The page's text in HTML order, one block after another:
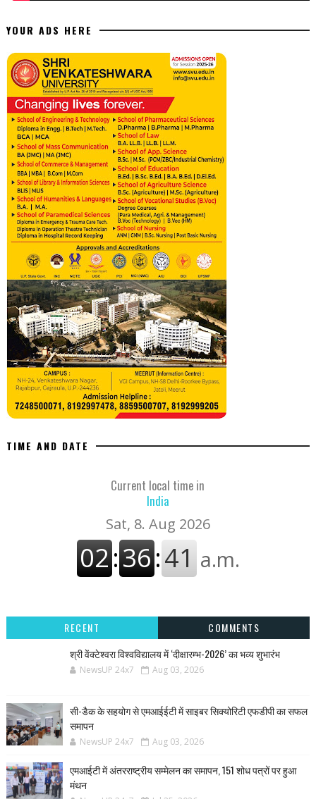
YOUR ADS HERE
TIME AND DATE
Current local time in
India
RECENT
COMMENTS
श्री वेंक्टेश्वरा विश्वविद्यालय में ‘दीक्षारम्भ-2026’ का भव्य शुभारंभ
NewsUP 24x7 Aug 03, 2026
सी-डैक के सहयोग से एमआईईटी में साइबर सिक्योरिटी एफडीपी का सफल
समापन
NewsUP 24x7 Aug 03, 2026
एमआईटी में अंतरराष्ट्रीय सम्मेलन का समापन, 151 शोध पत्रों पर हुआ
मंथन